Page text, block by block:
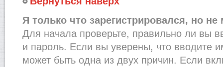
Я только что зарегистрировался, но не
Для начала проверьте, правильно ли вы
и пароль. Если вы уверены, что вводите
может быть одна из двух причин. Если